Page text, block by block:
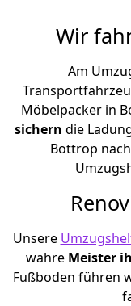
Wir
Am
Möbelpacker in
sichern die
Bottrop
Unsere
wahre Meister
Fußboden führen